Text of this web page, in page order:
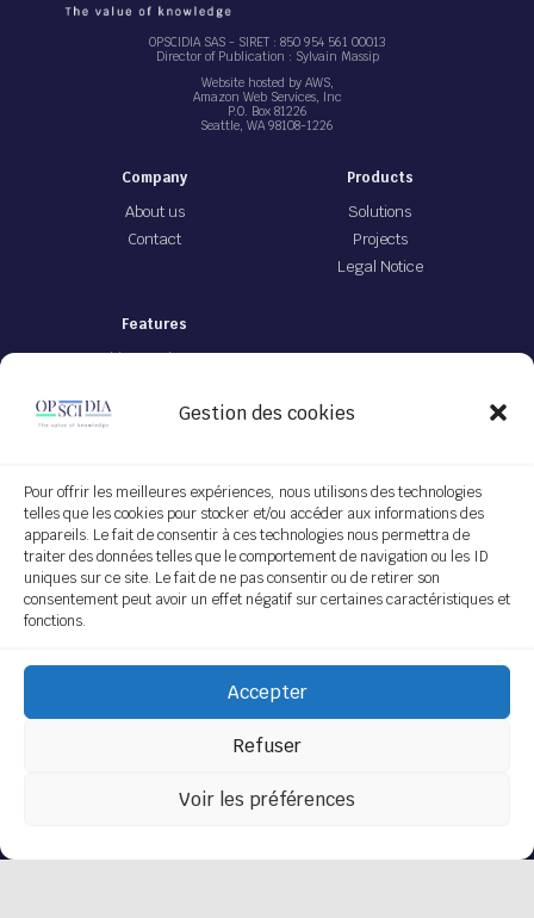
Gestion des cookies
Pour offrir les meilleures expériences, nous utilisons des technologies
telles que les cookies pour stocker et/ou accéder aux informations des
appareils. Le fait de consentir à ces technologies nous permettra de
traiter des données telles que le comportement de navigation ou les ID
uniques sur ce site. Le fait de ne pas consentir ou de retirer son
consentement peut avoir un effet négatif sur certaines caractéristiques et
fonctions.
Accepter
Refuser
Voir les préférences
OPSCIDIA SAS - SIRET : 850 954 561 00013
Director of Publication : Sylvain Massip
Website hosted by AWS,
Amazon Web Services, Inc
P.O. Box 81226
Seattle, WA 98108-1226
Company
About us
Contact
Products
Solutions
Projects
Legal Notice
Features
Writing assistance
Analytics
Offer
JEI file with IA
App Opscidia
Personalized technological project
Service on demand
Follow us
[do_widget "Sendinblue Widget"]